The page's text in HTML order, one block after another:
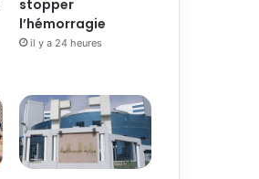
stopper
l’hémorragie
il y a 24 heures